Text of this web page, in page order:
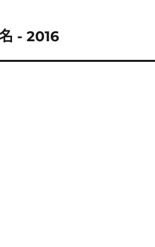
- 2016